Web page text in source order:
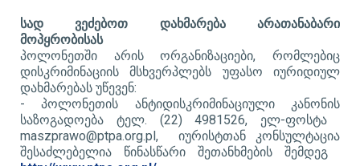
სად ვეძებოთ დახმარება არათანაბარი
მოპყრობისას
პოლონეთში არის ორგანიზაციები, რომლებიც
დისკრიმინაციის მსხვერპლებს უფასო იურიდიულ
დახმარებას უწევენ:
​-პოლონეთის ანტიდისკრიმინაციული კანონის
საზოგადოება ტელ. (22) 4981526, ელ-ფოსტა
maszprawo@ptpa.org.pl,
იურისტთან კონსულტაცია
შესაძლებელია წინასწარი შეთანხმების შემდეგ